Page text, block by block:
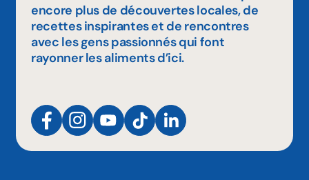
encore plus de découvertes locales, de
recettes inspirantes et de rencontres
avec les gens passionnés qui font
rayonner les aliments d’ici.